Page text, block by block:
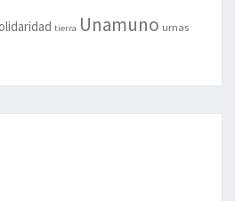
tierra Unamuno urnas